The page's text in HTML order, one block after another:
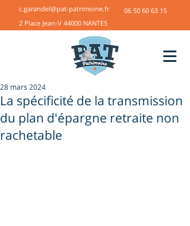
c.garandel@pat-patrimoine.fr
06 50 60 63 15
2 Place Jean-V 44000 NANTES
La spécificité de la transmission
du plan d'épargne retraite non
rachetable
28 mars 2024